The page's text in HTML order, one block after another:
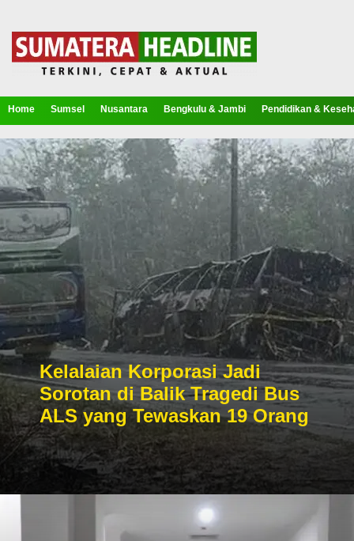
Home Sumsel Nusantara Bengkulu & Jambi Pendidikan &
Kelalaian Korporasi Jadi
Sorotan di Balik Tragedi Bus
ALS yang Tewaskan 19 Orang